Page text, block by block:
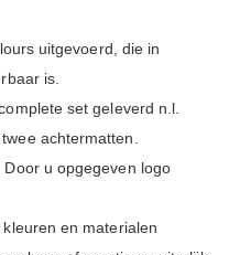
uitgevoerd, die in
is.
set geleverd n.l.
achtermatten.
u opgegeven logo
en materialen